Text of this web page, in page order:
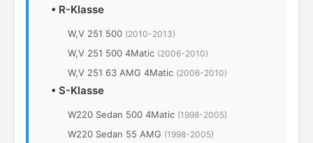
• R-Klasse
W,V 251 500 (2010-2013)
W,V 251 500 4Matic (2006-2010)
W,V 251 63 AMG 4Matic (2006-2010)
• S-Klasse
W220 Sedan 500 4Matic (1998-2005)
W220 Sedan 55 AMG (1998-2005)